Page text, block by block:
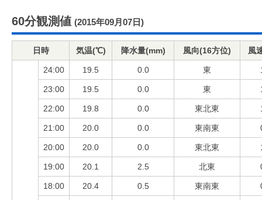
60分観測値 (2015年09月07日)
日時 気温(℃) 降水量(mm) 風向(16方位) 風
24:00 19.5 0.0 東
23:00 19.5 0.0 東
22:00 19.8 0.0 東北東
21:00 20.0 0.0 東南東
20:00 20.0 0.0 東北東
19:00 20.1 2.5 北東
18:00 20.4 0.5 東南東